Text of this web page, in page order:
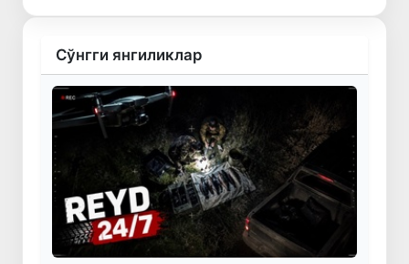
Сўнгги янгиликлар